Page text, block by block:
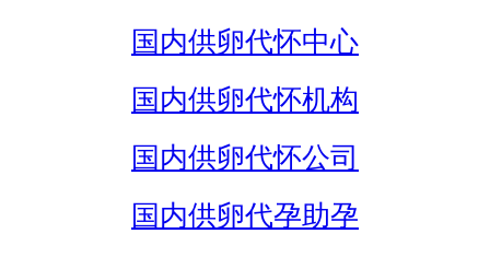
国内供卵代怀中心
国内供卵代怀机构
国内供卵代怀公司
国内供卵代孕助孕